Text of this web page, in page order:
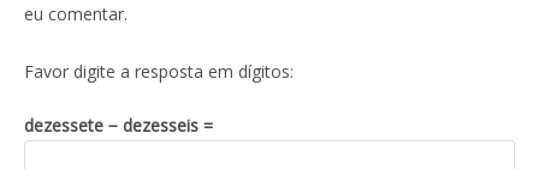
eu comentar.
Favor digite a resposta em dígitos:
dezessete − dezesseis =